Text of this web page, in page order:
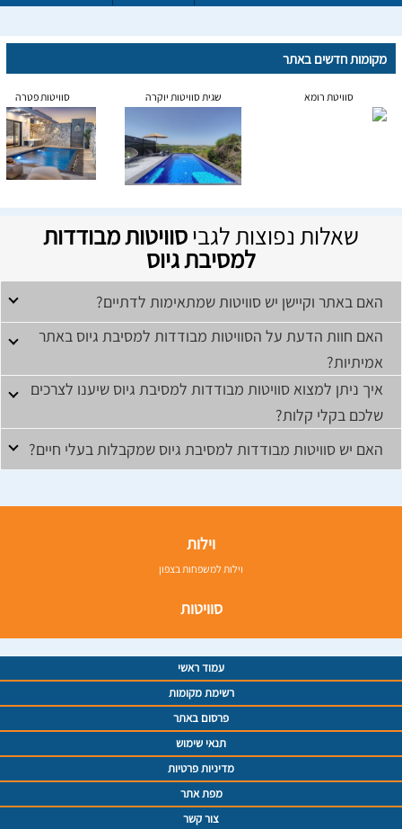
מקומות חדשים באתר
סוויטת רומא שגית סוויטות יוקרה סוויטות פטרה
שאלות נפוצות לגביסוויטות מבודדות
למסיבת גיוס
האם באתר וקיישן יש סוויטות שמתאימות לדתיים?
האם חוות הדעת על הסוויטות מבודדות למסיבת גיוס באתר
אמיתיות?
איך ניתן למצוא סוויטות מבודדות למסיבת גיוס שיענו לצרכים
שלכם בקלי קלות?
האם יש סוויטות מבודדות למסיבת גיוס שמקבלות בעלי חיים?
וילות
וילות למשפחות בצפון
סוויטות
עמוד ראשי
רשימת מקומות
פרסום באתר
תנאי שימוש
מדיניות פרטיות
מפת אתר
צור קשר